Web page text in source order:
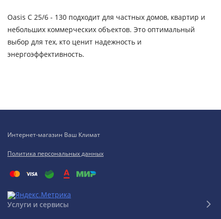
Oasis C 25/6 - 130 подходит для частных домов, квартир и
небольших коммерческих объектов. Это оптимальный
выбор для тех, кто ценит надежность и
энергоэффективность.
Интернет-магазин Ваш Климат
Политика персональных данных
Услуги и сервисы